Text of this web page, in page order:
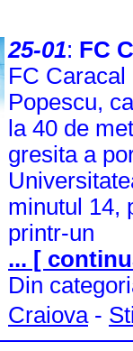
25-01: FC
FC
Popescu,
la 40 de
gresita a
minutul 14,
printr-un
... [
Din
Craiova-